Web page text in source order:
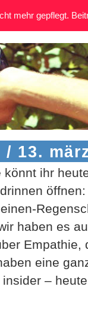
13.
könnt ihr
haben es
Empathie,
eine
insider –
mehr gepflegt.